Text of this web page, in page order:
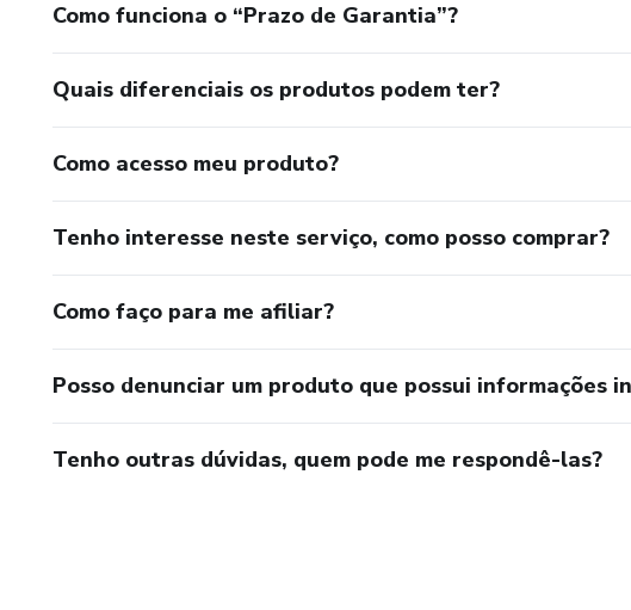
Como funciona o “Prazo de Garantia”?
Quais diferenciais os produtos podem ter?
Como acesso meu produto?
Tenho interesse neste serviço, como posso comprar?
Como faço para me afiliar?
Posso denunciar um produto que possui informações
Tenho outras dúvidas, quem pode me respondê-las?